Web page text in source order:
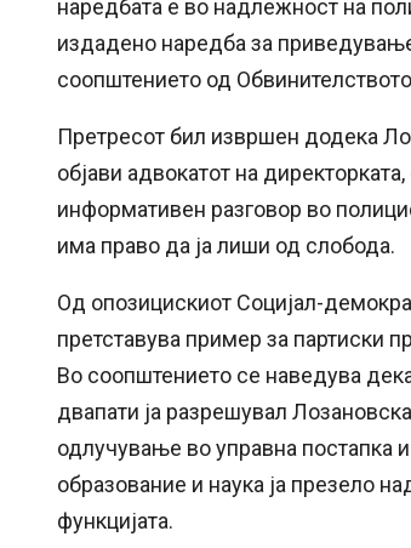
наредбата е во надлежност на
издадено наредба за
соопштението од
Претресот бил извршен додека
објави адвокатот на
информативен разговор во
има право да ја лиши од слобода.
Од опозицискиот Социјал-
претставува пример за партиски
Во соопштението се наведува
двапати ја разрешувал
одлучување во управна постапка
образование и наука ја презело
функцијата.